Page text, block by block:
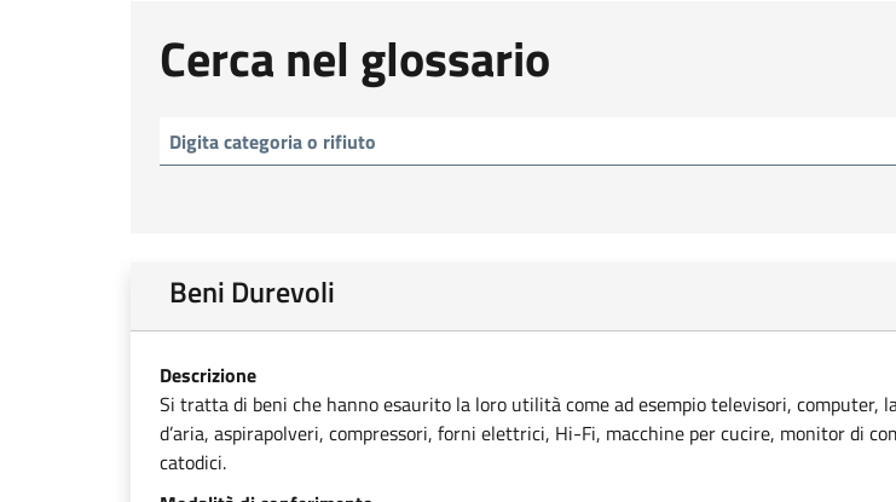
Cerca nel glossario
Beni Durevoli
Descrizione
Si tratta di beni che hanno esaurito la loro utilità come ad esempio televisori, computer,
d’aria, aspirapolveri, compressori, forni elettrici, Hi-Fi, macchine per cucire, monitor di
catodici.